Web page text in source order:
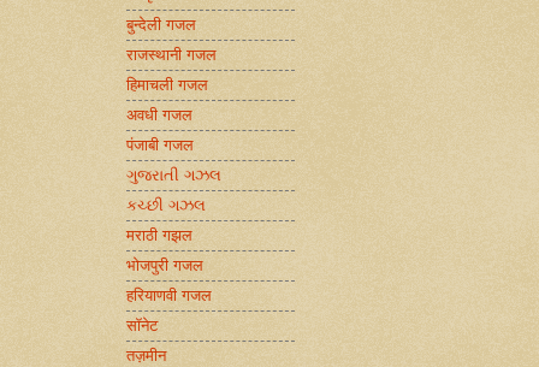
बुन्देली गजल
राजस्थानी गजल
हिमाचली गजल
अवधी गजल
पंजाबी गजल
ગુજરાતી ગઝલ
કચ્છી ગઝલ
मराठी गझल
भोजपुरी गजल
हरियाणवी गजल
सॉनेट
तज़मीन